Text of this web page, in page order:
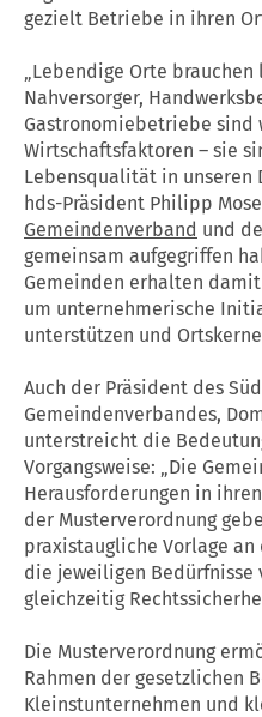
gezielt Betriebe in ihren
„Lebendige Orte
Nahversorger,
Gastronomiebetriebe sind
Wirtschaftsfaktoren – sie
Lebensqualität in unseren
hds-Präsident Philipp
Gemeindenverband und
gemeinsam aufgegriffen
Gemeinden erhalten
um unternehmerische
unterstützen und
Auch der Präsident des
Gemeindenverbandes,
unterstreicht die
Vorgangsweise: „Die
Herausforderungen in
der Musterverordnung
praxistaugliche Vorlage
die jeweiligen Bedürfnisse
gleichzeitig
Die Musterverordnung
Rahmen der gesetzlichen
Kleinstunternehmen und